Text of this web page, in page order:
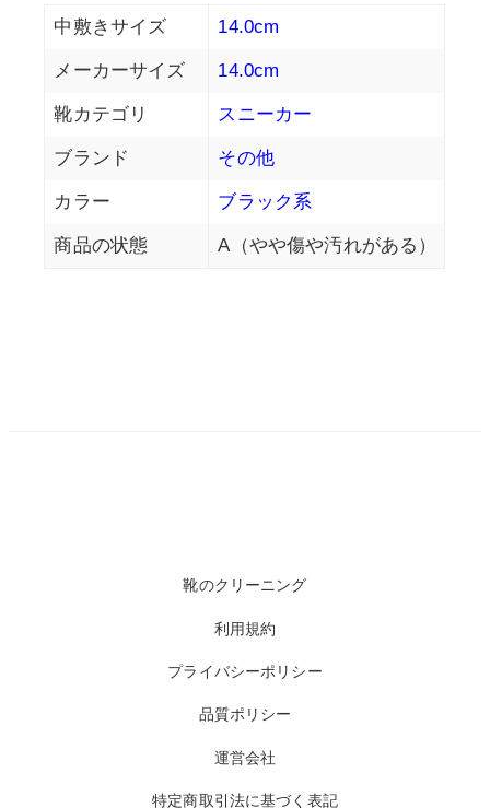
中敷きサイズ 14.0cm
メーカーサイズ 14.0cm
靴カテゴリ スニーカー
ブランド その他
カラー ブラック系
商品の状態 A（やや傷や汚れがある）
靴のクリーニング
利用規約
プライバシーポリシー
品質ポリシー
運営会社
特定商取引法に基づく表記